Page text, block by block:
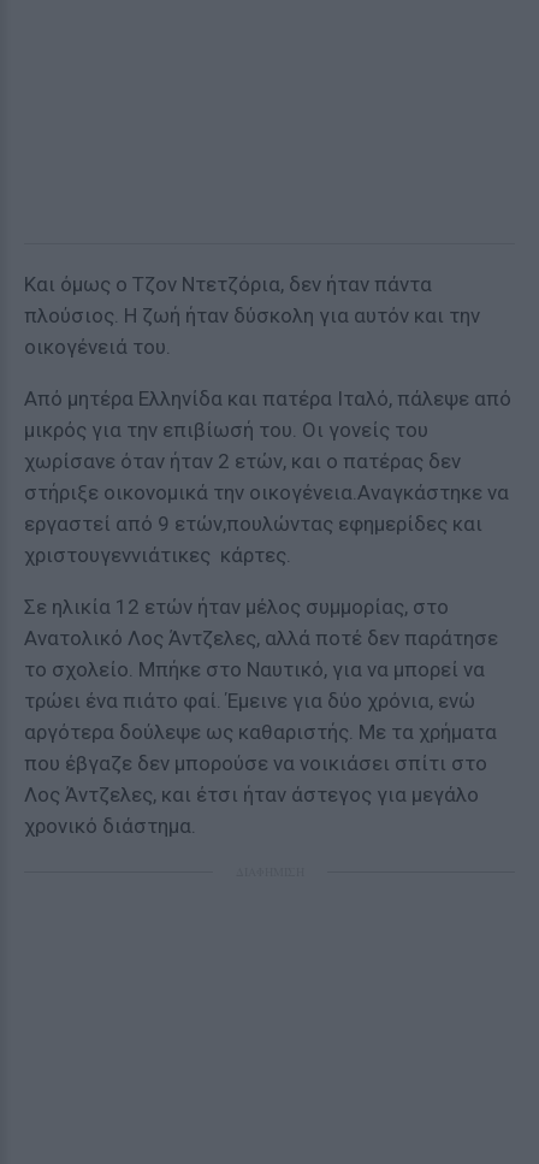
Και όμως ο Τζον Ντετζόρια, δεν ήταν πάντα
πλούσιος. Η ζωή ήταν δύσκολη για αυτόν και την
οικογένειά του.
Από μητέρα Ελληνίδα και πατέρα Ιταλό, πάλεψε από
μικρός για την επιβίωσή του. Οι γονείς του
χωρίσανε όταν ήταν 2 ετών, και ο πατέρας δεν
στήριξε οικονομικά την οικογένεια.Αναγκάστηκε να
εργαστεί από 9 ετών,πουλώντας εφημερίδες και
χριστουγεννιάτικες κάρτες.
Σε ηλικία 12 ετών ήταν μέλος συμμορίας, στο
Ανατολικό Λος Άντζελες, αλλά ποτέ δεν παράτησε
το σχολείο. Μπήκε στο Ναυτικό, για να μπορεί να
τρώει ένα πιάτο φαί. Έμεινε για δύο χρόνια, ενώ
αργότερα δούλεψε ως καθαριστής. Με τα χρήματα
που έβγαζε δεν μπορούσε να νοικιάσει σπίτι στο
Λος Άντζελες, και έτσι ήταν άστεγος για μεγάλο
χρονικό διάστημα.